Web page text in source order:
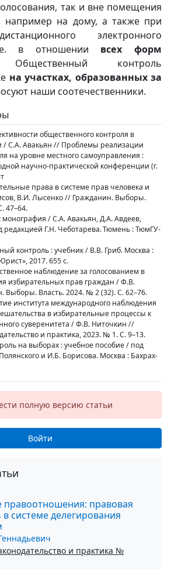
так и вне помещения
например на дому, а также при
электронного
в отношении всех форм
контроль
на участках, образованных за
наши соотечественники.
общественного контроля в
/ С.А. Авакьян // Проблемы реализации
на уровне местного самоуправления :
научно-практической конференции (г.
права в системе прав человека и
В.И. Лысенко // Гражданин. Выборы.
47–64.
монография / С.А. Авакьян, Д.А. Авдеев,
редакцией Г.Н. Чеботарева. Тюмень : ТюмГУ-
контроль : учебник / В.В. Гриб. Москва :
2017. 655 с.
наблюдение за голосованием в
избирательных прав граждан / Ф.В.
Выборы. Власть. 2024. № 2 (32). С. 62–76.
института международного наблюдения
в избирательные процессы к
суверенитета / Ф.В. Ниточкин //
и практика, 2023. № 1. С. 9–13.
на выборах : учебное пособие / под
и И.Б. Борисова. Москва : Бахрах-
полную версию статьи
Войти
правоотношения: правовая
системе делегирования
и практика №